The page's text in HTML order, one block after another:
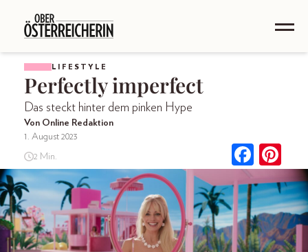
LIFESTYLE
Perfectly imperfect
Das steckt hinter dem pinken Hype
Von Online Redaktion
1. August 2023
2 Min.